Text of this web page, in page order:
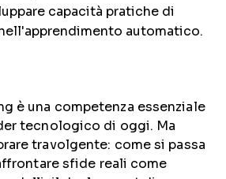
capacità pratiche di
automatico.
è una competenza essenziale
tecnologico di oggi. Ma
travolgente: come si passa
sfide reali come